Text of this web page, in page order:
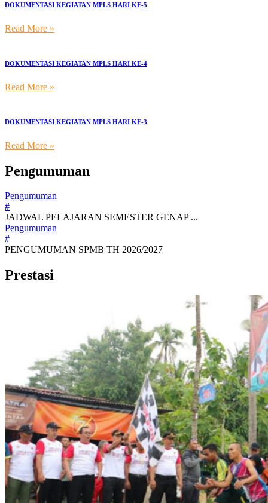
DOKUMENTASI KEGIATAN MPLS HARI KE-5
Read More »
DOKUMENTASI KEGIATAN MPLS HARI KE-4
Read More »
DOKUMENTASI KEGIATAN MPLS HARI KE-3
Read More »
Pengumuman
Pengumuman
#
JADWAL PELAJARAN SEMESTER GENAP ...
Pengumuman
#
PENGUMUMAN SPMB TH 2026/2027
Prestasi